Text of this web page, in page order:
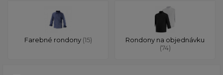
Farebné rondony (15)
Rondony na objednávku
(74)